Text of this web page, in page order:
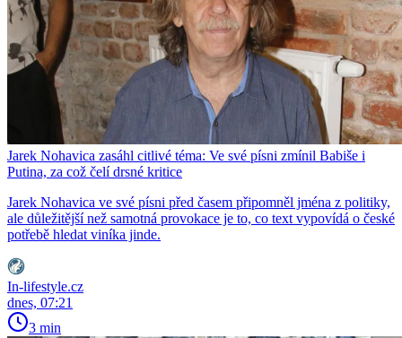
Jarek Nohavica zasáhl citlivé téma: Ve své písni zmínil Babiše i
Putina, za což čelí drsné kritice
Jarek Nohavica ve své písni před časem připomněl jména z politiky,
ale důležitější než samotná provokace je to, co text vypovídá o české
potřebě hledat viníka jinde.
In-lifestyle.cz
dnes, 07:21
3 min